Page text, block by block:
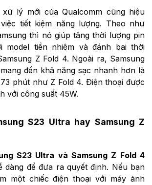
lý mới của Qualcomm cũng hiệu
tiết kiệm năng lượng. Theo như
thì nó giúp tăng thời lượng pin
model tiền nhiệm và đánh bại thời
Z Fold 4. Ngoài ra, Samsung
đến khả năng sạc nhanh hơn là
phút như Z Fold 4. Điện thoại được
với công suất 45W.
S23 Ultra hay Samsung Z
S23 Ultra và Samsung Z Fold 4
dàng để đưa ra quyết định. Nếu bạn
một chiếc điện thoại với máy ảnh